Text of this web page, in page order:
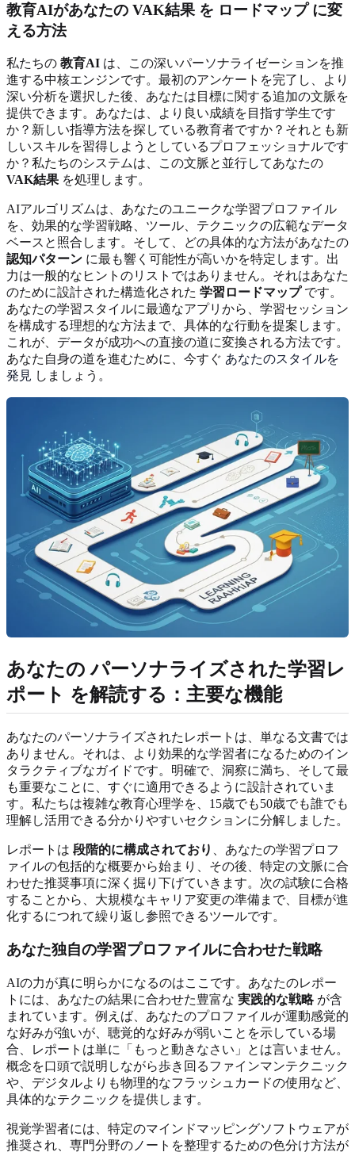
教育AIがあなたの VAK結果 を ロードマップに変
える方法
私たちの 教育AI は、この深いパーソナライゼーションを推
進する中核エンジンです。最初のアンケートを完了し、より
深い分析を選択した後、あなたは目標に関する追加の文脈を
提供できます。あなたは、より良い成績を目指す学生です
か？新しい指導方法を探している教育者ですか？それとも新
しいスキルを習得しようとしているプロフェッショナルです
か？私たちのシステムは、この文脈と並行してあなたの
VAK結果 を処理します。
AIアルゴリズムは、あなたのユニークな学習プロファイル
を、効果的な学習戦略、ツール、テクニックの広範なデータ
ベースと照合します。そして、どの具体的な方法があなたの
認知パターン に最も響く可能性が高いかを特定します。出
力は一般的なヒントのリストではありません。それはあなた
のために設計された構造化された 学習ロードマップです。
あなたの学習スタイルに最適なアプリから、学習セッション
を構成する理想的な方法まで、具体的な行動を提案します。
これが、データが成功への直接の道に変換される方法です。
あなた自身の道を進むために、今すぐ あなたのスタイルを
発見 しましょう。
あなたのパーソナライズされた学習レ
ポート を解読する：主要な機能
あなたのパーソナライズされたレポートは、単なる文書では
ありません。それは、より効果的な学習者になるためのイン
タラクティブなガイドです。明確で、洞察に満ち、そして最
も重要なことに、すぐに適用できるように設計されていま
す。私たちは複雑な教育心理学を、15歳でも50歳でも誰でも
理解し活用できる分かりやすいセクションに分解しました。
レポートは 段階的に構成されており
、あなたの学習プロフ
ァイルの包括的な概要から始まり、その後、特定の文脈に合
わせた推奨事項に深く掘り下げていきます。次の試験に合格
することから、大規模なキャリア変更の準備まで、目標が進
化するにつれて繰り返し参照できるツールです。
あなた独自の学習プロファイルに合わせた戦略
AIの力が真に明らかになるのはここです。あなたのレポー
トには、あなたの結果に合わせた豊富な 実践的な戦略が含
まれています。例えば、あなたのプロファイルが運動感覚的
な好みが強いが、聴覚的な好みが弱いことを示している場
合、レポートは単に「もっと動きなさい」とは言いません。
概念を口頭で説明しながら歩き回るファインマンテクニック
や、デジタルよりも物理的なフラッシュカードの使用など、
具体的なテクニックを提供します。
視覚学習者には、特定のマインドマッピングソフトウェアが
推奨され、専門分野のノートを整理するための色分け方法が